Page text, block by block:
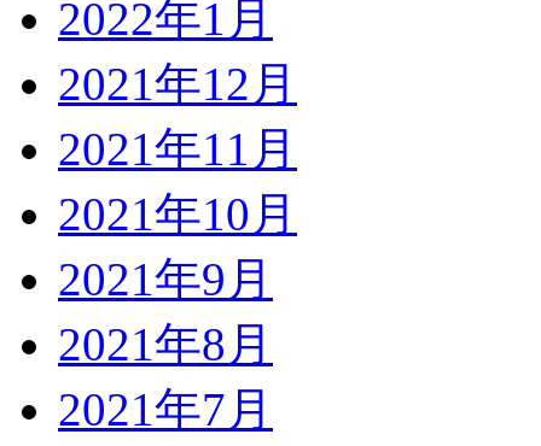
2022年1月
2021年12月
2021年11月
2021年10月
2021年9月
2021年8月
2021年7月